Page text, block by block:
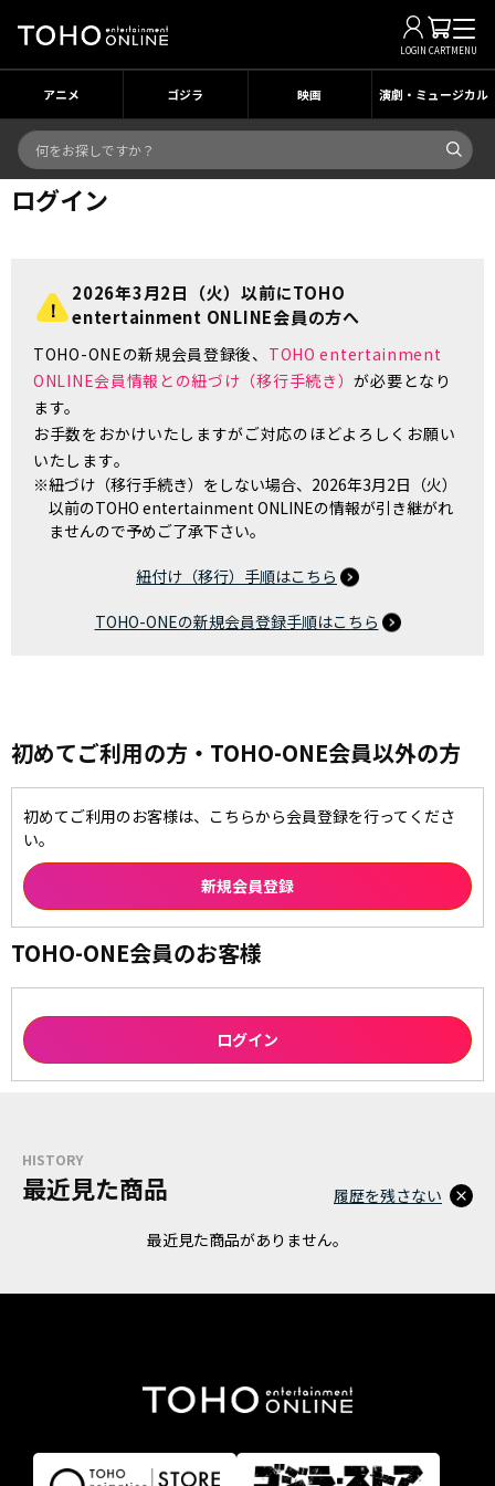
LOGIN CARTMENU
アニメ ゴジラ 映画 演劇・ミュージカル
ログイン
2026年3月2日（火）以前にTOHO
entertainment ONLINE会員の方へ
TOHO-ONEの新規会員登録後、 TOHO entertainment
ONLINE会員情報との紐づけ（移行手続き）が必要となり
ます。
お手数をおかけいたしますがご対応のほどよろしくお願い
いたします。
※紐づけ（移行手続き）をしない場合、2026年3月2日（火）
以前のTOHO entertainment ONLINEの情報が引き継がれ
ませんので予めご了承下さい。
紐付け（移行）手順はこちら
TOHO-ONEの新規会員登録手順はこちら
初めてご利用の方・TOHO-ONE会員以外の方
初めてご利用のお客様は、こちらから会員登録を行ってくださ
い。
TOHO-ONE会員のお客様
HISTORY
最近見た商品
最近見た商品がありません。
履歴を残さない